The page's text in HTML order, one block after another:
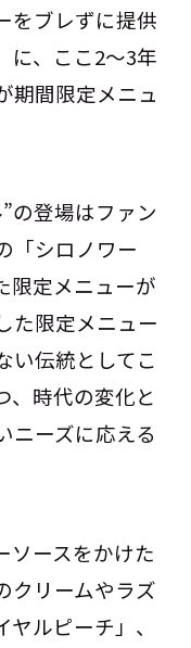
をブレずに提供
に、ここ2〜3年
期間限定メニュ
の登場はファン
「シロノワー
限定メニューが
た限定メニュー
い伝統としてこ
、時代の変化と
ニーズに応える
ソースをかけた
クリームやラズ
ルピーチ」、